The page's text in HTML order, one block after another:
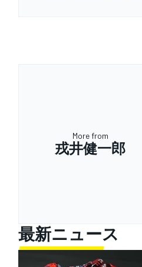
More from
戎井健一郎
最新ニュース